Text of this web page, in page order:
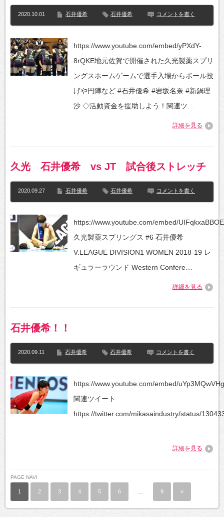
2020.10.01 石井優希 石井優希 コメントを書く
https://www.youtube.com/embed/yPXdY-
8rQKE地元佐賀で開催された久光製薬スプリ
ングスホームゲームで選手入場からボール投
げや円陣など #石井優希 #岩坂名奈 #新鍋理
沙 ◇活動資金を援助しよう！関連ツ…
詳細を見る
久光 石井優希 vs JT 試合後ストレッチ
2020.09.27 石井優希 石井優希 コメントを書く
https://www.youtube.com/embed/UIFqkxaBBOE
久光製薬スプリングス #6 石井優希
V.LEAGUE DIVISION1 WOMEN 2018-19 レ
ギュラーラウンド Western Confere…
詳細を見る
石井優希！！
2020.09.11 石井優希 石井優希 コメントを書く
https://www.youtube.com/embed/
関連ツイート
https://twitter.com/mikasaindustry/status/
詳細を見る
PAGE NAVI
1 2 3 4 5 6 9 »